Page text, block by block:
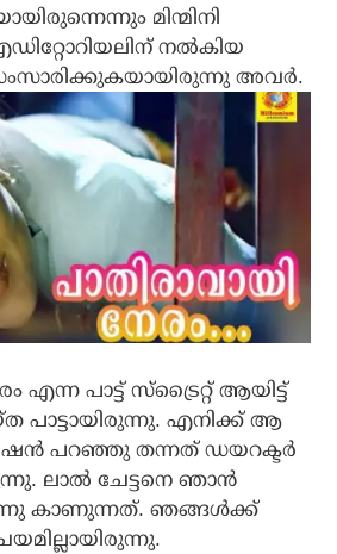
മിന്മിനി
നല്‍കിയ
അവര്‍.
എന്ന പാട്ട് സ്‌ട്രൈറ്റ് ആയിട്ട്
പാട്ടായിരുന്നു. എനിക്ക് ആ
പറഞ്ഞു തന്നത് ഡയറക്ടര്‍
ലാല്‍ ചേട്ടനെ ഞാന്‍
കാണുന്നത്. ഞങ്ങള്‍ക്ക്